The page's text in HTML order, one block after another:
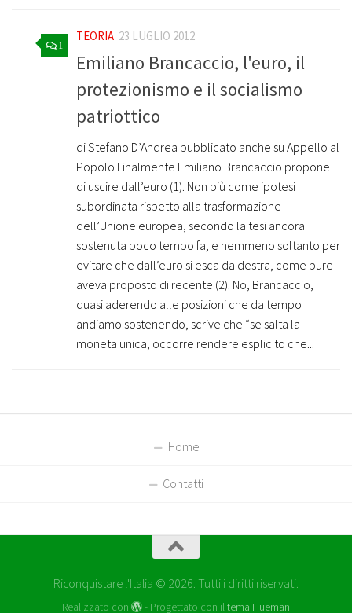
1
TEORIA 23 LUGLIO 2012
Emiliano Brancaccio, l'euro, il
protezionismo e il socialismo
patriottico
di Stefano D’Andrea pubblicato anche su Appello al
Popolo Finalmente Emiliano Brancaccio propone
di uscire dall’euro (1). Non più come ipotesi
subordinata rispetto alla trasformazione
dell’Unione europea, secondo la tesi ancora
sostenuta poco tempo fa; e nemmeno soltanto per
evitare che dall’euro si esca da destra, come pure
aveva proposto di recente (2). No, Brancaccio,
quasi aderendo alle posizioni che da tempo
andiamo sostenendo, scrive che “se salta la
moneta unica, occorre rendere esplicito che...
Home
Contatti
Riconquistare l'Italia © 2026. Tutti i diritti riservati.
Realizzato con - Progettato con iltema Hueman